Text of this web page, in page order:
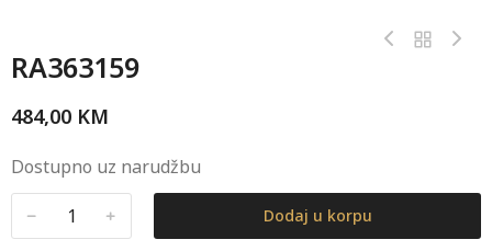
RA363159
484,00 KM
Dostupno uz narudžbu
﹣ ﹢ Dodaj u korpu